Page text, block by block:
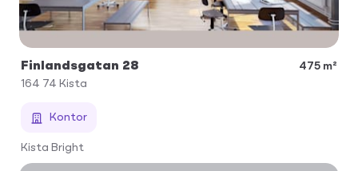
Finlandsgatan 28
475 m²
164 74 Kista
Kontor
Kista Bright